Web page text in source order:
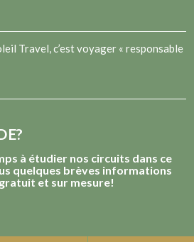
Travel, c’est voyager « responsable
à étudier nos circuits dans ce
quelques brèves informations
et sur mesure!